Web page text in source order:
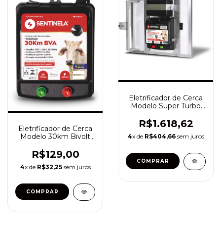
Eletrificador de Cerca
Modelo 30km Bivolt
R$129,00
4x de R$32,25sem juros
Eletrificador de Cerca
Modelo Super Turbo
Placa Solar
R$1.618,62
4x de R$404,66sem juros